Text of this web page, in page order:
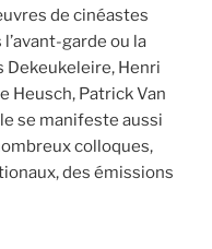
de cinéastes
garde ou la
Dekeukeleire, Henri
Heusch, Patrick Van
se manifeste aussi
colloques,
des émissions